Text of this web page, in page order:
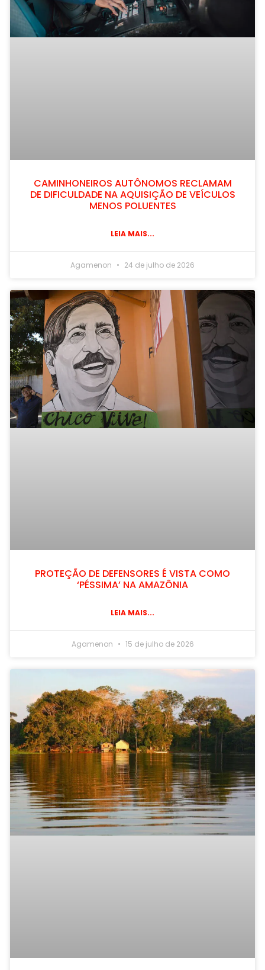
CAMINHONEIROS AUTÔNOMOS RECLAMAM
DE DIFICULDADE NA AQUISIÇÃO DE VEÍCULOS
MENOS POLUENTES
LEIA MAIS...
Agamenon 24 de julho de 2026
PROTEÇÃO DE DEFENSORES É VISTA COMO
‘PÉSSIMA’ NA AMAZÔNIA
LEIA MAIS...
Agamenon 15 de julho de 2026